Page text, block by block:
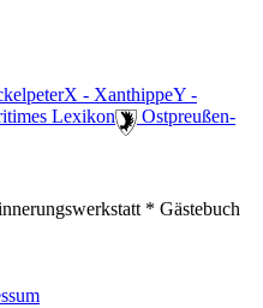
X - XanthippeY -
Lexikon
️ Ostpreußen-
* Gästebuch